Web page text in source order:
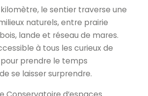
kilomètre, le sentier traverse une
naturels, entre prairie
lande et réseau de mares.
à tous les curieux de
prendre le temps
se laisser surprendre.